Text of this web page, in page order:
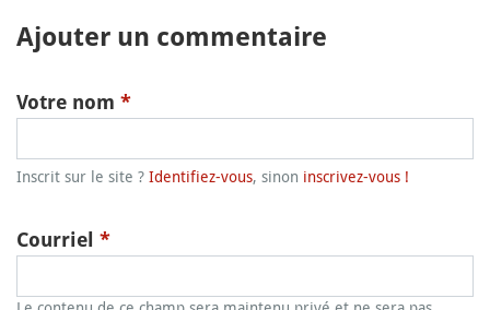
Ajouter un commentaire
Votre nom *
Inscrit sur le site ? Identifiez-vous, sinon inscrivez-vous !
Courriel *